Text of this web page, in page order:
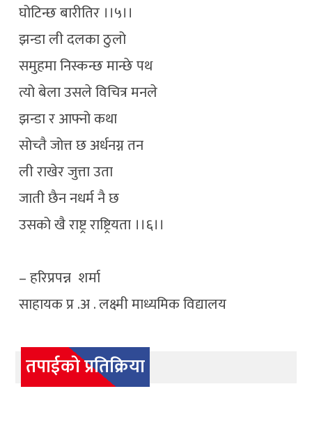
घोटिन्छ बारीतिर ।।५।।
झन्डा ली दलका ठुलो
समुहमा निस्कन्छ मान्छे पथ
त्यो बेला उसले विचित्र मनले
झन्डा र आफ्नो कथा
सोच्तै जोत्त छ अर्धनग्न तन
ली राखेर जुत्ता उता
जाती छैन नधर्म नै छ
उसको खै राष्ट्र राष्ट्रियता ।।६।।
– हरिप्रपन्न शर्मा
साहायक प्र ‍.अ . लक्ष्मी माध्यमिक विद्यालय
तपाईको प्रतिक्रिया